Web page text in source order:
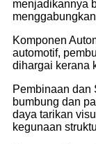
menjadikannya
Komponen
automotif,
dihargai kerana
Pembinaan dan
bumbung dan
daya tarikan
kegunaan